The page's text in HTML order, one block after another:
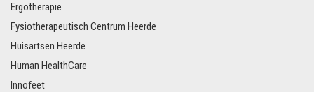
Ergotherapie
Fysiotherapeutisch Centrum Heerde
Huisartsen Heerde
Human HealthCare
Innofeet